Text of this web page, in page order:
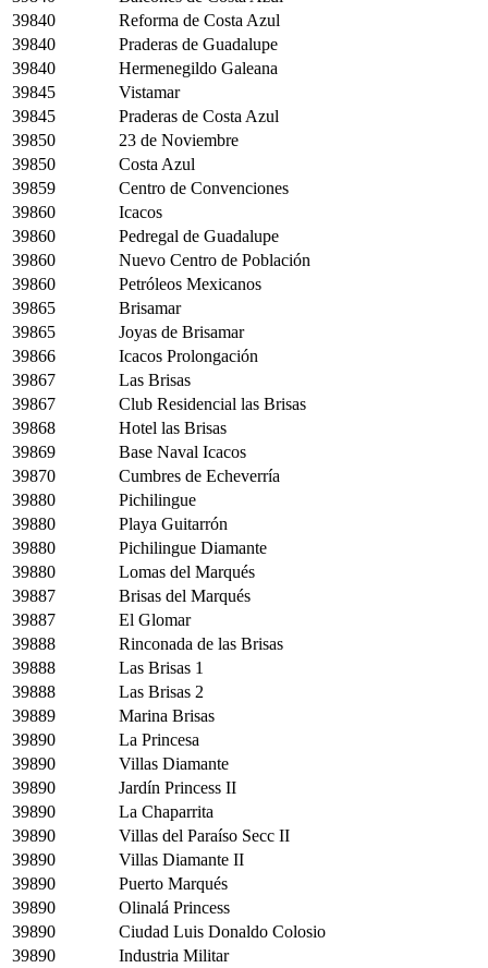
39840
Reforma de Costa Azul
39840
Praderas de Guadalupe
39840
Hermenegildo Galeana
39845
Vistamar
39845
Praderas de Costa Azul
39850
23 de Noviembre
39850
Costa Azul
39859
Centro de Convenciones
39860
Icacos
39860
Pedregal de Guadalupe
39860
Nuevo Centro de Población
39860
Petróleos Mexicanos
39865
Brisamar
39865
Joyas de Brisamar
39866
Icacos Prolongación
39867
Las Brisas
39867
Club Residencial las Brisas
39868
Hotel las Brisas
39869
Base Naval Icacos
39870
Cumbres de Echeverría
39880
Pichilingue
39880
Playa Guitarrón
39880
Pichilingue Diamante
39880
Lomas del Marqués
39887
Brisas del Marqués
39887
El Glomar
39888
Rinconada de las Brisas
39888
Las Brisas 1
39888
Las Brisas 2
39889
Marina Brisas
39890
La Princesa
39890
Villas Diamante
39890
Jardín Princess II
39890
La Chaparrita
39890
Villas del Paraíso Secc II
39890
Villas Diamante II
39890
Puerto Marqués
39890
Olinalá Princess
39890
Ciudad Luis Donaldo Colosio
39890
Industria Militar